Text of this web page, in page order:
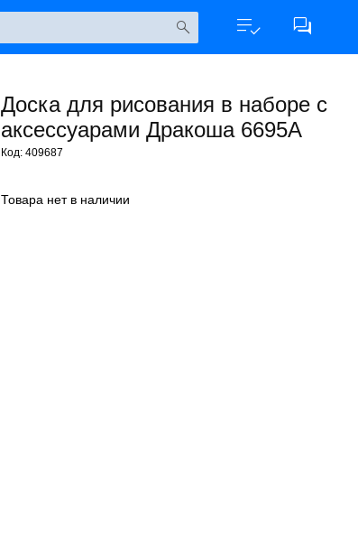
Доска для рисования в наборе с
аксессуарами Дракоша 6695A
Код: 409687
Товара нет в наличии